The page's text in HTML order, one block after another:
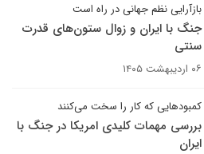
بازآرایی نظم جهانی در راه است
جنگ با ایران و زوال ستون‌های قدرت
سنتی
۰۶ اردیبهشت ۱۴۰۵
کمبودهایی که کار را سخت می‌کنند
بررسی مهمات کلیدی امریکا در جنگ با
ایران